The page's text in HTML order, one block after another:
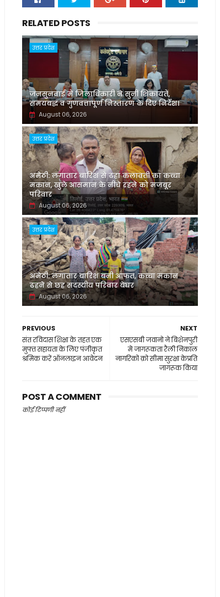
RELATED POSTS
उत्तर प्रदेश
जनसुनवाई में जिलाधिकारी ने सुनीं शिकायतें,
समयबद्ध व गुणवत्तापूर्ण निस्तारण के दिए निर्देश।
August 06, 2026
उत्तर प्रदेश
अमेठी: लगातार बारिश से ढहा कलावती का कच्चा
मकान, खुले आसमान के नीचे रहने को मजबूर
परिवार
August 06, 2026
उत्तर प्रदेश
अमेठी: लगातार बारिश बनी आफत, कच्चा मकान
ढहने से छह सदस्यीय परिवार बेघर
August 06, 2026
NEXT
एसएसबी जवानो ने बिशेनपुरी
मे जागरूकता रैली निकाल
नागरिकों क़ो सीमा सुरक्षा केप्रति
जागरूक किया
PREVIOUS
संत रविदास शिक्षा के तहत एक
मुफ्त सहायता के लिए पंजीकृत
श्रमिक करें ऑनलाइन आवेदन
POST A COMMENT
कोई टिप्पणी नहीं